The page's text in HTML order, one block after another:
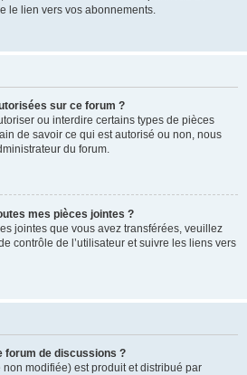
le lien vers vos abonnements.
sur ce forum ?
ou interdire certains types de pièces
de savoir ce qui est autorisé ou non, nous
du forum.
mes pièces jointes ?
jointes que vous avez transférées, veuillez
contrôle de l’utilisateur et suivre les liens vers
forum de discussions ?
modifiée) est produit et distribué par